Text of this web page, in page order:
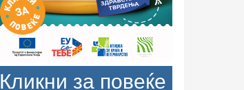
Кликни за повеќе